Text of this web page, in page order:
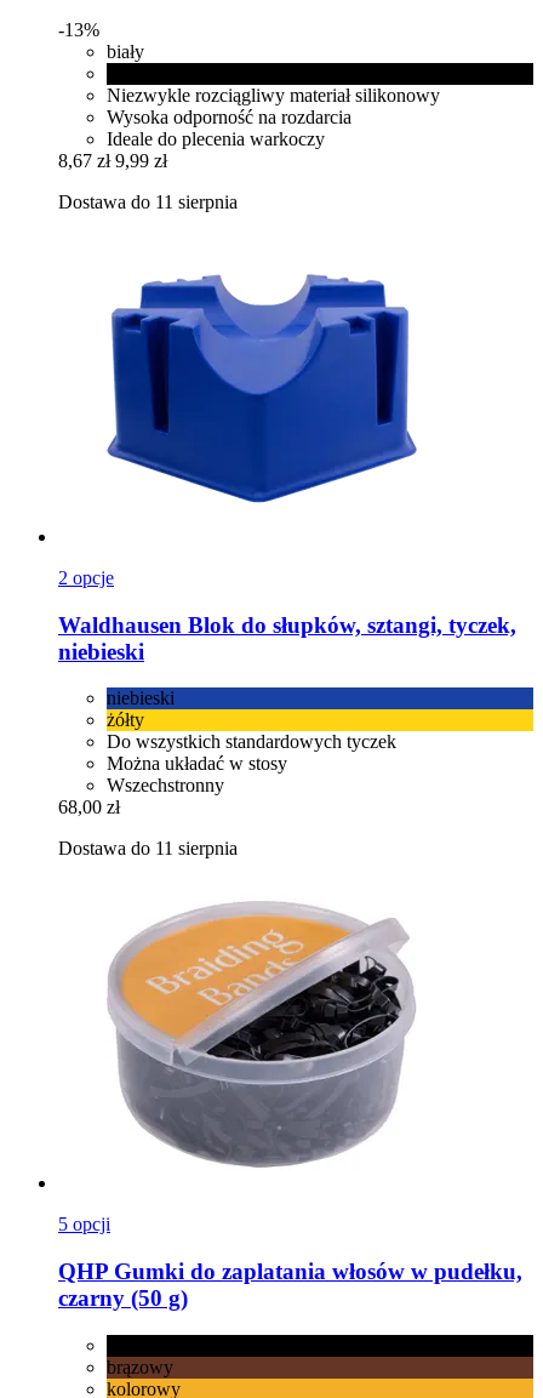
-13%
biały
Niezwykle rozciągliwy materiał silikonowy
Wysoka odporność na rozdarcia
Ideale do plecenia warkoczy
8,67 zł 9,99 zł
Dostawa do 11 sierpnia
2 opcje
Waldhausen Blok do słupków, sztangi, tyczek,
niebieski
niebieski
żółty
Do wszystkich standardowych tyczek
Można układać w stosy
Wszechstronny
68,00 zł
Dostawa do 11 sierpnia
5 opcji
QHP Gumki do zaplatania włosów w pudełku,
czarny (50 g)
brązowy
kolorowy